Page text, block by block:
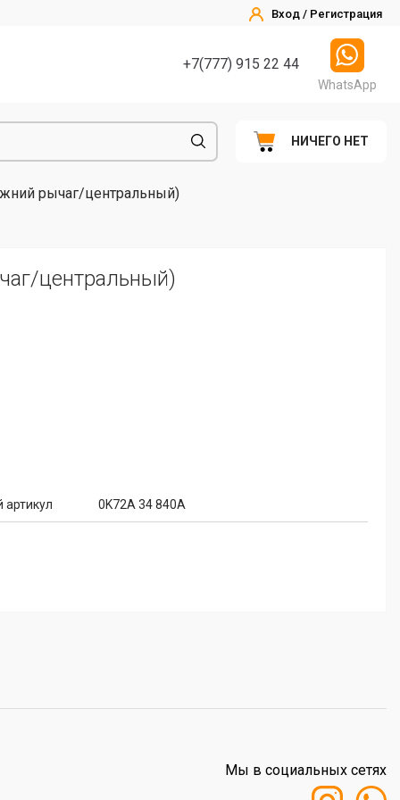
Вход / Регистрация
+7(777) 915 22 44
WhatsApp
НИЧЕГО НЕТ
рычаг/центральный)
центральный)
0K72A 34 840A
Мы в социальных сетях